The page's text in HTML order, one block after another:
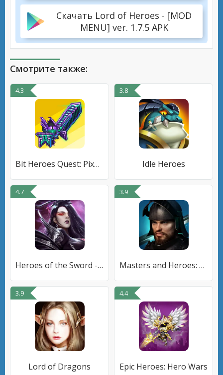
Скачать Lord of Heroes - [MOD
MENU] ver. 1.7.5 APK
Смотрите также:
4.3
Bit Heroes Quest: Pixel RPG
3.8
Idle Heroes
4.7
Heroes of the Sword - ММОРПГ
3.9
Masters and Heroes: Story RPG
3.9
Lord of Dragons
4.4
Epic Heroes: Hero Wars